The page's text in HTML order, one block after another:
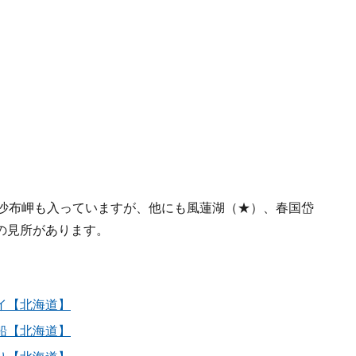
布岬も入っていますが、他にも風蓮湖（★）、春国岱
所があります。
北海道】
北海道】